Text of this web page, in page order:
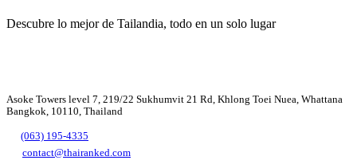
Descubre lo mejor de Tailandia, todo en un solo lugar
Asoke Towers level 7, 219/22 Sukhumvit 21 Rd, Khlong Toei Nuea, Whattana
Bangkok, 10110, Thailand
(063) 195-4335
contact@thairanked.com